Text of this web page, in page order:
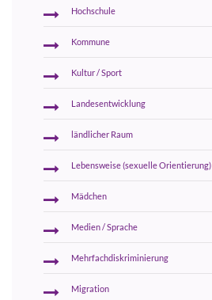
Hochschule
Kommune
Kultur / Sport
Landesentwicklung
ländlicher Raum
Lebensweise (sexuelle Orientierung)
Mädchen
Medien / Sprache
Mehrfachdiskriminierung
Migration